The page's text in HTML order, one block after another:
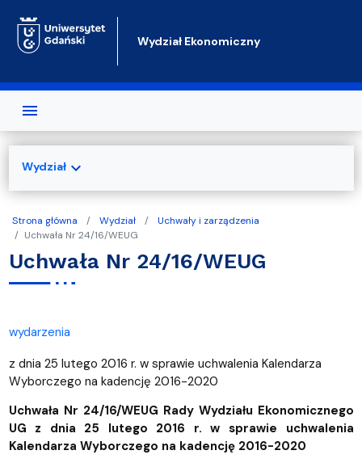
Wydział Ekonomiczny
Strona główna Wydział
Uchwały i zarządzenia
Uchwała Nr 24/16/WEUG
Uchwała Nr 24/16/WEUG
wydarzenia
z dnia 25 lutego 2016 r. w sprawie uchwalenia Kalendarza
Wyborczego na kadencję 2016-2020
Uchwała Nr 24/16/WEUG Rady Wydziału Ekonomicznego
UG z dnia 25 lutego 2016 r. w sprawie uchwalenia
Kalendarza Wyborczego na kadencję 2016-2020
Wydziałexpand_more